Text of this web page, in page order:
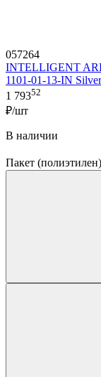
057264
INTELLIGENT
1101-01-13-IN
1 79352
₽/шт
В наличии
Пакет